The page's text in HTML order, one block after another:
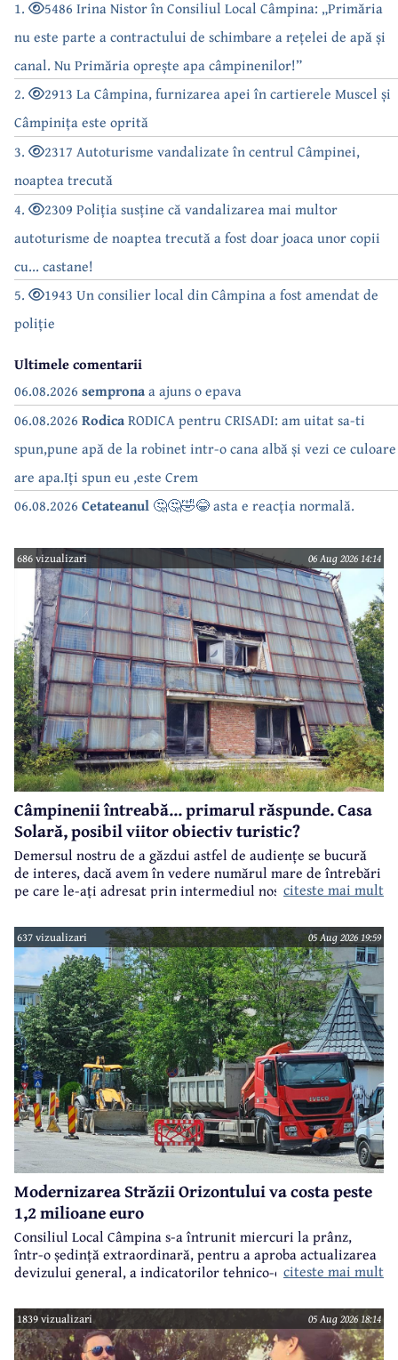
1.
5486 Irina Nistor în Consiliul Local Câmpina: „Primăria
nu este parte a contractului de schimbare a rețelei de apă și
canal. Nu Primăria oprește apa câmpinenilor!”
2.
2913 La Câmpina, furnizarea apei în cartierele Muscel și
Câmpinița este oprită
3.
2317 Autoturisme vandalizate în centrul Câmpinei,
noaptea trecută
4.
2309 Poliția susține că vandalizarea mai multor
autoturisme de noaptea trecută a fost doar joaca unor copii
cu... castane!
5.
1943 Un consilier local din Câmpina a fost amendat de
poliție
Ultimele comentarii
06.08.2026 sempronaa ajuns o epava
06.08.2026 RodicaRODICA pentru CRISADI: am uitat sa-ti
spun,pune apă de la robinet intr-o cana albă și vezi ce culoare
are apa.Iți spun eu ,este Crem
06.08.2026 Cetateanul 🤔🤔🤣😂 asta e reacția normală.
686 vizualizari 06 Aug 2026 14:14
Câmpinenii întreabă... primarul răspunde. Casa
Solară, posibil viitor obiectiv turistic?
Demersul nostru de a găzdui astfel de audiențe se bucură
de interes, dacă avem în vedere numărul mare de întrebări
pe care le-ați adresat prin intermediul nostru primarului
citeste mai mult
637 vizualizari 05 Aug 2026 19:59
Modernizarea Străzii Orizontului va costa peste
1,2 milioane euro
Consiliul Local Câmpina s-a întrunit miercuri la prânz,
într-o ședință extraordinară, pentru a aproba actualizarea
devizului general, a indicatorilor tehnico-economici și a
realizarea modernizării Străzii Orizontului, obiectiv
finanțat prin Programul Național de Investiții ”Anghel
Saligny”.
citeste mai mult
1839 vizualizari 05 Aug 2026 18:14